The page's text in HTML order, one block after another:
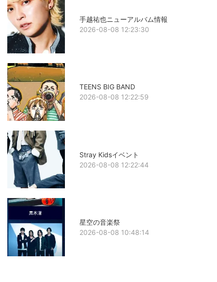
手越祐也ニューアルバム情報
2026-08-08 12:23:30
TEENS BIG BAND
2026-08-08 12:22:59
Stray Kidsイベント
2026-08-08 12:22:44
星空の音楽祭
2026-08-08 10:48:14